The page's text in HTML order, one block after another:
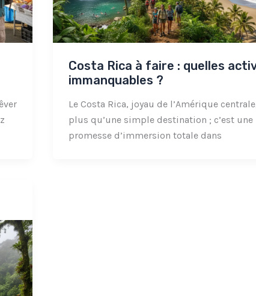
Costa Rica à faire : quelles
immanquables ?
Le Costa Rica, joyau de l’Amérique
plus qu’une simple destination ; c’est une
promesse d’immersion totale dans